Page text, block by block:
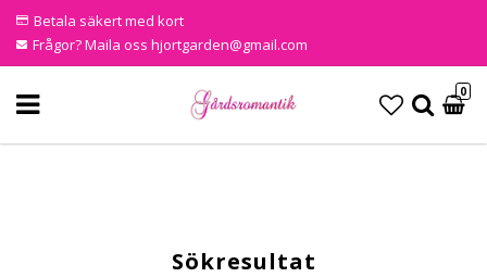
Betala säkert med kort
Frågor? Maila oss hjortgarden@gmail.com
0
Sökresultat